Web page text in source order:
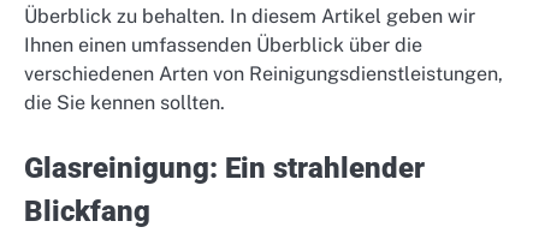
Überblick zu behalten. In diesem Artikel geben wir
Ihnen einen umfassenden Überblick über die
verschiedenen Arten von Reinigungsdienstleistungen,
die Sie kennen sollten.
Glasreinigung: Ein strahlender
Blickfang